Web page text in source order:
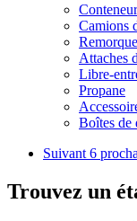
Camions
Attaches
Libre-
Propane
Boîtes de
Suivant 6
Trouvez un